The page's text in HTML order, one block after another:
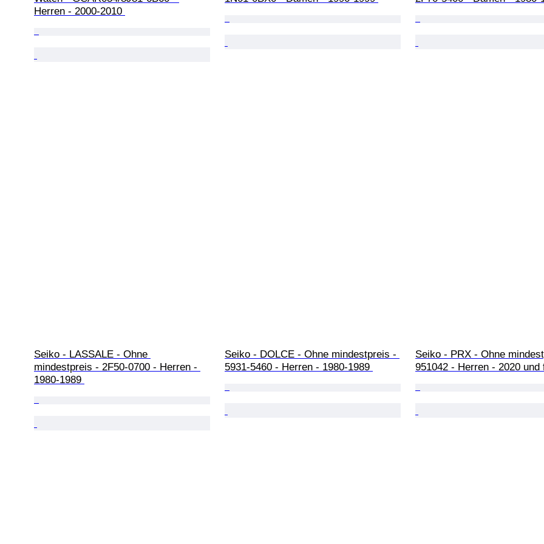
Herren - 2000-2010
Seiko - LASSALE - Ohne
mindestpreis - 2F50-0700 - Herren -
1980-1989
Seiko - DOLCE - Ohne mindestpreis -
5931-5460 - Herren - 1980-1989
Seiko - PRX - Ohne
951042 - Herren - 2020 und